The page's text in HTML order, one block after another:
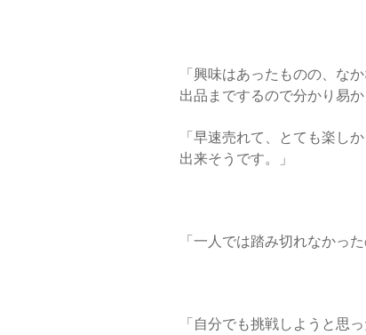
「興味はあったものの、な
出品までするので分かり易か
「早速売れて、とても楽し
出来そうです。」
「一人では踏み切れなかっ
「自分でも挑戦しようと思